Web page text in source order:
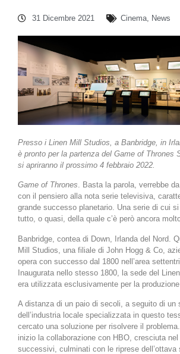
31 Dicembre 2021 Cinema, News
Presso i Linen Mill Studios, a Banbridge, in
è pronto per la partenza del Game of Thrones
si apriranno il prossimo 4 febbraio 2022.
Game of Thrones. Basta la parola, verrebbe
con il pensiero alla nota serie televisiva,
grande successo planetario. Una serie di cui
tutto, o quasi, della quale c’è però ancora
Banbridge, contea di Down, Irlanda del Nord.
Mill Studios, una filiale di John Hogg & Co,
opera con successo dal 1800 nell’area
Inaugurata nello stesso 1800, la sede del
era utilizzata esclusivamente per la produzione
A distanza di un paio di secoli, a seguito di un
dell’industria locale specializzata in questo
cercato una soluzione per risolvere il
inizio la collaborazione con HBO, cresciuta
successivi, culminati con le riprese dell’ottava